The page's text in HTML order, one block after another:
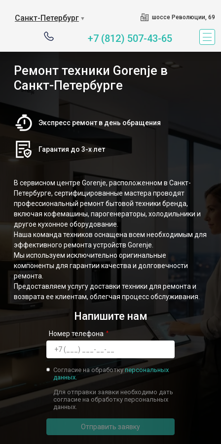
Санкт-Петербург ▼ шоссе Революции, 69
+7 (812) 507-43-65
Ремонт техники Gorenje в
Санкт-Петербурге
Экспресс ремонт в день обращения
Гарантия до 3-х лет
В сервисном центре Gorenje, расположенном в Санкт-
Петербурге, сертифицированные мастера проводят
профессиональный ремонт бытовой техники бренда,
включая кофемашины, парогенераторы, холодильники и
другое кухонное оборудование.
Наша команда техников оснащена всем необходимым для
эффективного ремонта устройств Gorenje.
Мы используем исключительно оригинальные
компоненты для гарантии качества и долговечности
ремонта.
Предоставляем услугу доставки техники для ремонта и
возврата ее клиентам, облегчая процесс обслуживания.
Напишите нам
Номер телефона
Согласие на обработкуперсональных
данных.
Для отправки заявки необходимо дать
согласие на обработку персональных
данных.
Отправить заявку